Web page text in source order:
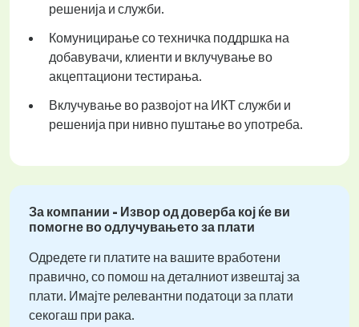
решенија и служби.
Комуницирање со техничка поддршка на
добавувачи, клиенти и вклучување во
акцептациони тестирања.
Вклучување во развојот на ИКТ служби и
решенија при нивно пуштање во употреба.
За компании - Извор од доверба кој ќе ви
помогне во одлучувањето за плати
Одредете ги платите на вашите вработени
правично, со помош на деталниот извештај за
плати. Имајте релевантни податоци за плати
секогаш при рака.